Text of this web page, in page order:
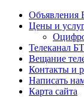
Объявления
Цены и
Телеканал
Вещание
Контакты и
Написать
Карта сайта